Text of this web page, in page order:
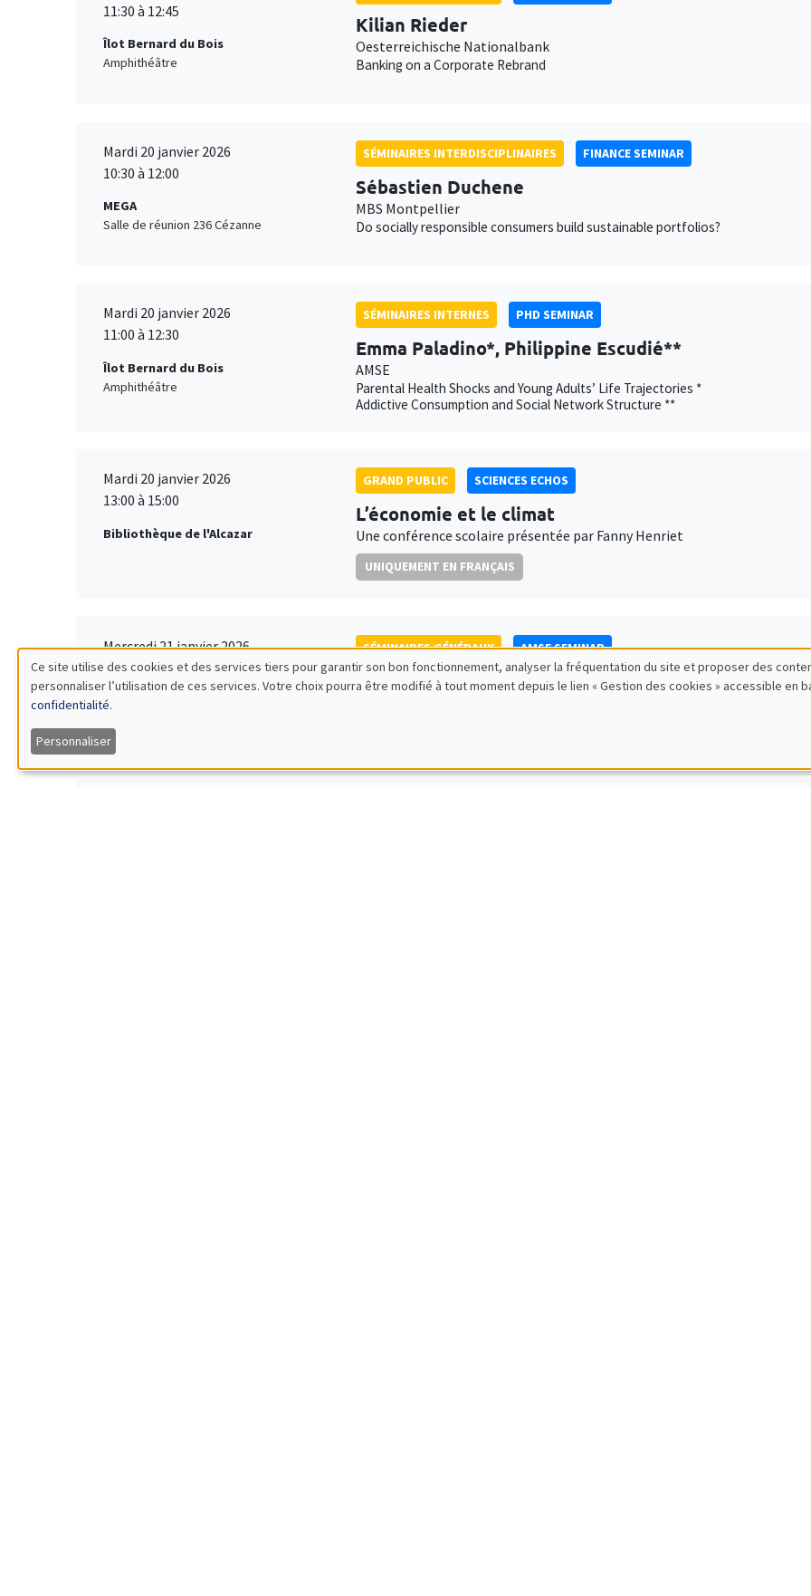
11:30 à 12:45
Îlot Bernard du Bois
Amphithéâtre
Kilian Rieder
Oesterreichische Nationalbank
Banking on a Corporate Rebrand
Mardi 20 janvier 2026
10:30 à 12:00
MEGA
Salle de réunion 236 Cézanne
SÉMINAIRES INTERDISCIPLINAIRES FINANCE SEMINAR
Sébastien Duchene
MBS Montpellier
Do socially responsible consumers build sustainable portfolios?
Mardi 20 janvier 2026
11:00 à 12:30
Îlot Bernard du Bois
Amphithéâtre
SÉMINAIRES INTERNES PHD SEMINAR
Emma Paladino*, Philippine Escudié**
AMSE
Parental Health Shocks and Young Adults’ Life Trajectories *
Addictive Consumption and Social Network Structure **
Mardi 20 janvier 2026
13:00 à 15:00
Bibliothèque de l'Alcazar
GRAND PUBLIC SCIENCES ECHOS
L’économie et le climat
Une conférence scolaire présentée par Fanny Henriet
UNIQUEMENT EN FRANÇAIS
Mercredi 21 janvier 2026
11:30 à 12:45
Îlot Bernard du Bois
SÉMINAIRES GÉNÉRAUX AMSE SEMINAR
Elena Herold
Utilisation
des
Ce site utilise des cookies et des services tiers pour garantir son bon fonctionnement, analyser la fréquentation du site et proposer des
personnaliser l’utilisation de ces services. Votre choix pourra être modifié à tout moment depuis le lien « Gestion des cookies » accessible en
confidentialité.
Personnaliser